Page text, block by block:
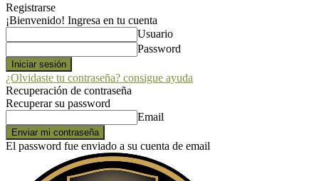
Registrarse
¡Bienvenido! Ingresa en tu cuenta
Usuario
Password
¿Olvidaste tu contraseña? consigue ayuda
Recuperación de contraseña
Recuperar su password
Email
El password fue enviado a su cuenta de email